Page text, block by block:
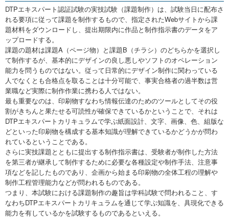
DTPエキスパート認証試験の実技試験（課題制作）は、試験当日に配布さ
れる要項に従って課題を制作するもので、指定されたWebサイトから課
題材料をダウンロードし、提出期限内に作品と制作指示書のデータをア
ップロードする。
課題の題材は課題A（ページ物）と課題B（チラシ）のどちらかを選択し
て制作するが、基本的にデザインの良し悪しやソフトのオペレーション
能力を問うものではない。従って日常的にデザイン制作に関わっている
人でなくとも合格点を取ることは十分可能で、事実合格者の過半数は営
業職など実際に制作作業に携わる人ではない。
最も重要なのは、印刷物すなわち情報伝達のためのツールとしてその役
割がきちんと果たせる可読性が確保できているかということで、それは
DTPエキスパートカリキュラムで学ぶ紙面設計、文字、画像、色、組版な
どといった印刷物を構成する基本知識が理解できているかどうかが問わ
れているということである。
さらに実技課題とともに提出する制作指示書は、受験者が制作した方法
を第三者が継承して制作するために必要な各種設定や制作手法、注意事
項などを記したものであり、企画から始まる印刷物の全体工程の理解や
制作工程管理能力などが問われるものである。
つまり、本試験における課題制作の趣旨は学科試験で問われること、す
なわちDTPエキスパートカリキュラムを通じて学ぶ知識を、具現化できる
能力を有しているかを試験するものであるといえる。